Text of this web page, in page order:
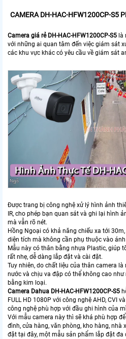
CAMERA DH-HAC-HFW1200CP-S5
Camera giá rẻ DH-HAC-HFW1200CP-S5 là
với những ai quan tâm đến việc giám sát
các khu vực khác có yêu cầu về giám sát
Được trang bị công nghệ xử lý hình ảnh
IR, cho phép bạn quan sát và ghi lại hình
mà vẫn rõ nét.
Hồng Ngoại có khả năng chiếu xa tới
diện tích mà không cần phụ thuộc vào
Mẫu này có thân bằng nhựa Plastic, giúp
rất nhẹ, dễ dàng lắp đặt và cài đặt.
Tuy nhiên, do chất liệu của thân camera
nước và chịu va đập có thể không cao
bằng kim loại.
Camera Dahua DH-HAC-HFW1200CP-S5
FULL HD 1080P với công nghệ AHD, CVI
công nghệ phù hợp với đầu ghi hình của
Với mẫu camera này thì sẽ khá phù hợp
đình, cửa hàng, văn phòng, kho hàng, nhà
đặt tại đây, một mẫu sản phẩm lắp đặt đa